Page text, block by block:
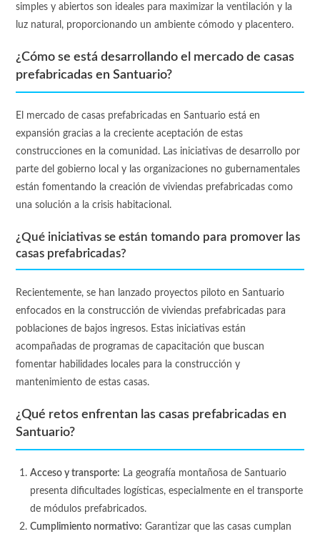
simples y abiertos son ideales para maximizar la ventilación y la
luz natural, proporcionando un ambiente cómodo y placentero.
¿Cómo se está desarrollando el mercado de casas
prefabricadas en Santuario?
El mercado de casas prefabricadas en Santuario está en
expansión gracias a la creciente aceptación de estas
construcciones en la comunidad. Las iniciativas de desarrollo por
parte del gobierno local y las organizaciones no gubernamentales
están fomentando la creación de viviendas prefabricadas como
una solución a la crisis habitacional.
¿Qué iniciativas se están tomando para promover las
casas prefabricadas?
Recientemente, se han lanzado proyectos piloto en Santuario
enfocados en la construcción de viviendas prefabricadas para
poblaciones de bajos ingresos. Estas iniciativas están
acompañadas de programas de capacitación que buscan
fomentar habilidades locales para la construcción y
mantenimiento de estas casas.
¿Qué retos enfrentan las casas prefabricadas en
Santuario?
Acceso y transporte: La geografía montañosa de Santuario
presenta dificultades logísticas, especialmente en el transporte
de módulos prefabricados.
Cumplimiento normativo: Garantizar que las casas cumplan